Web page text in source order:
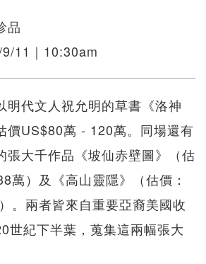
品
11｜10:30am
明代文人祝允明的草書《洛神
價US$80萬 - 120萬。同場還有
張大千作品《坡仙赤壁圖》（估
萬）及《高山靈隱》（估價：
。兩者皆來自重要亞裔美國收
世紀下半葉，蒐集這兩幅張大